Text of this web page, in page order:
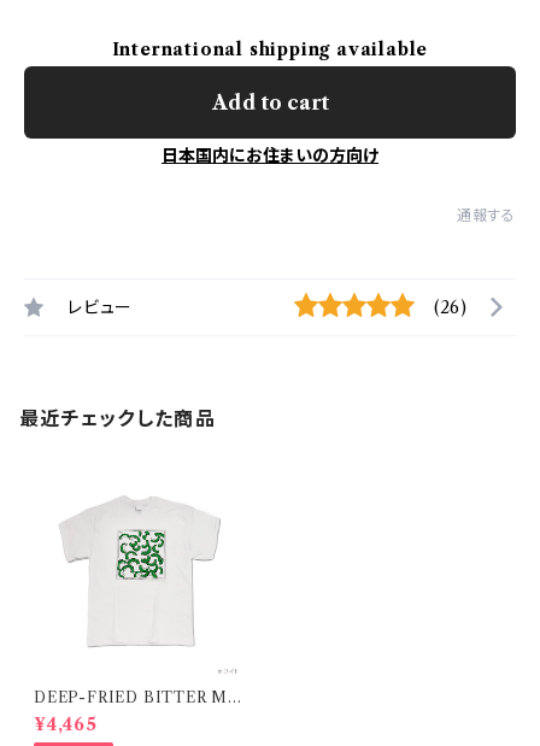
International shipping available
Add to cart
日本国内にお住まいの方向け
通報する
レビュー (26)
最近チェックした商品
DEEP-FRIED BITTER ME
LON T SHIRT/ 揚げたてゴー
ヤtシャツ 在庫限りで終了
¥4,465